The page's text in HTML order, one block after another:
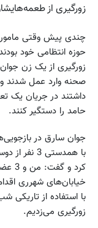
زورگیری از
چندی پیش وقتی
زورگیری از یک زن جوان
صحنه وارد عمل شدند و
داشتند در جریان یک
حامد را دستگیر کنند.
جوان سارق در
با همدستی
خیابان‌های شهرری
با استفاده از
زورگیری می‌زدیم.